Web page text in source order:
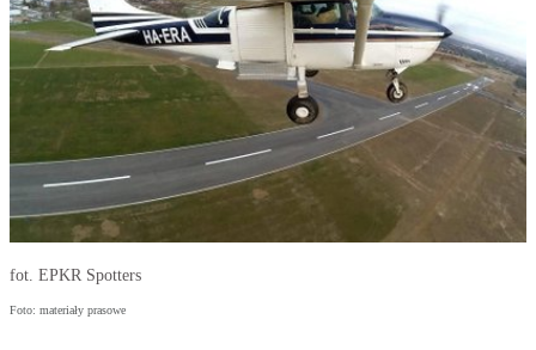
fot. EPKR Spotters
Foto: materiały prasowe